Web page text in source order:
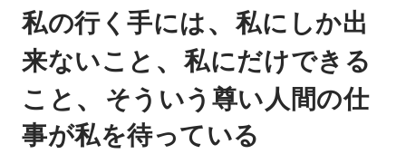
私の行く手には、私にしか出
来ないこと 、私にだけできる
こと 、
そういう尊い人間の仕
事が私を待っている